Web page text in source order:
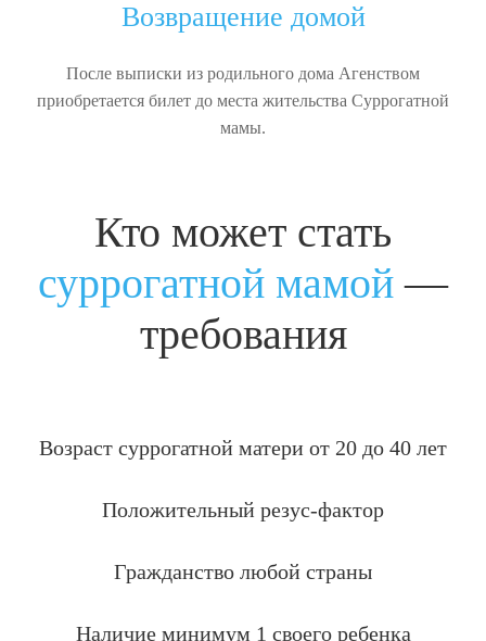
Возвращение домой
После выписки из родильного дома Агенством
приобретается билет до места жительства Суррогатной
мамы.
Кто может стать
суррогатной мамой —
требования
Возраст суррогатной матери от 20 до 40 лет
Положительный резус-фактор
Гражданство любой страны
Наличие минимум 1 своего ребенка